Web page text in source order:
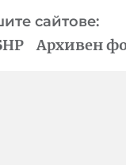
сайтове:
Архивен